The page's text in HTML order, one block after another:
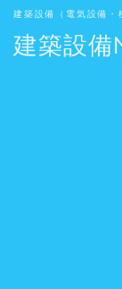
建築設備
建築設備（電気設備・